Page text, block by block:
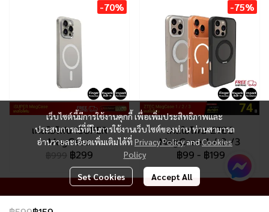
-70%
เคสไอโฟน iSUPER
MagCase
฿999 ฿299
-75%
เคสไอโฟน ZTEC
MagCase 1 / 2 /3
฿99 - ฿199
เว็บไซต์นี้มีการใช้งานคุกกี้ เพื่อเพิ่มประสิทธิภาพและ
ประสบการณ์ที่ดีในการใช้งานเว็บไซต์ของท่าน ท่านสามารถ
อ่านรายละเอียดเพิ่มเติมได้ที่ Privacy PolicyandCookies
Policy
Set Cookies Accept All